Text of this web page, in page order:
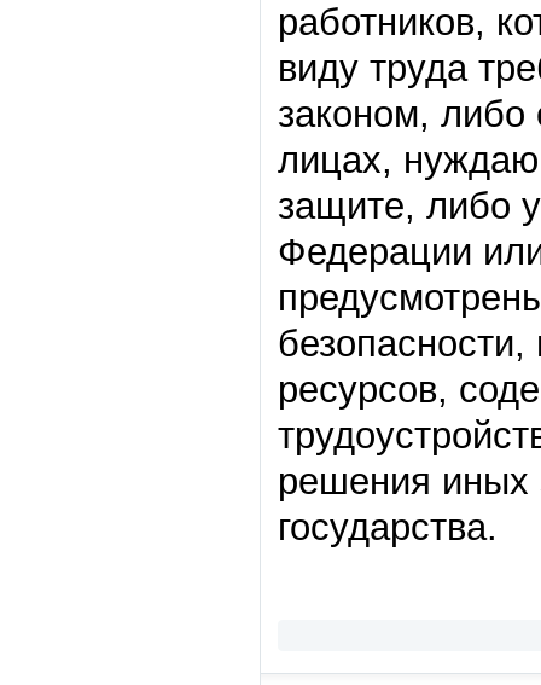
работников,
виду труда
законом, либо
лицах,
защите, либо
Федерации
ресурсов,
решения иных
государства.